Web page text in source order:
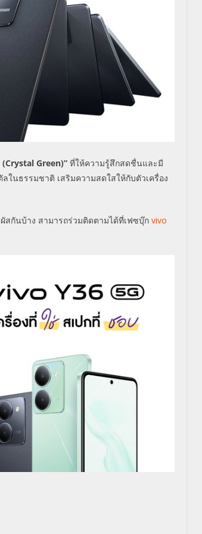
(Crystal Green)” ที่ให้ความรู้สึกสดชื่นและมี
ในธรรมชาติ เสริมความสดใสให้กับตัวเครื่อง
สกันบ้าง สามารถร่วมติดตามได้ที่เฟซบุ๊ก vivo